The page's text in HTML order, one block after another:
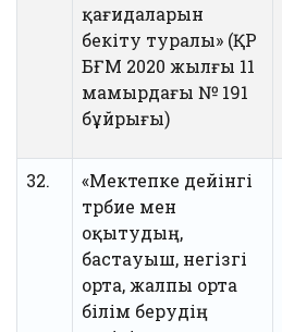
қағидаларын
бекіту туралы» (ҚР
БҒМ 2020 жылғы 11
мамырдағы № 191
бұйрығы)
32.
«Мектепке дейінгі
тәрбие мен
оқытудың,
бастауыш, негізгі
орта, жалпы орта
білім берудің